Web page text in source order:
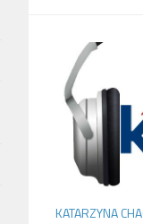
KATARZYNA